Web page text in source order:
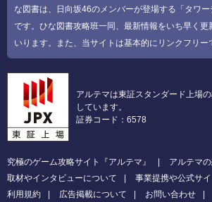
な図書は、日向坂46のメンバーが登場する「タワー
です。ひな図書攻略班一同、最新情報をいち早く更
いります。また、当サイトは基本的にリンクフリー
アルテマは東証スタンダード上場
しています。
証券コード：6578
究極のゲーム攻略サイト『アルテマ』
アルテマ
取材やインタビューについて
事業提携や公式サ
利用規約
広告掲載について お問い合わせ